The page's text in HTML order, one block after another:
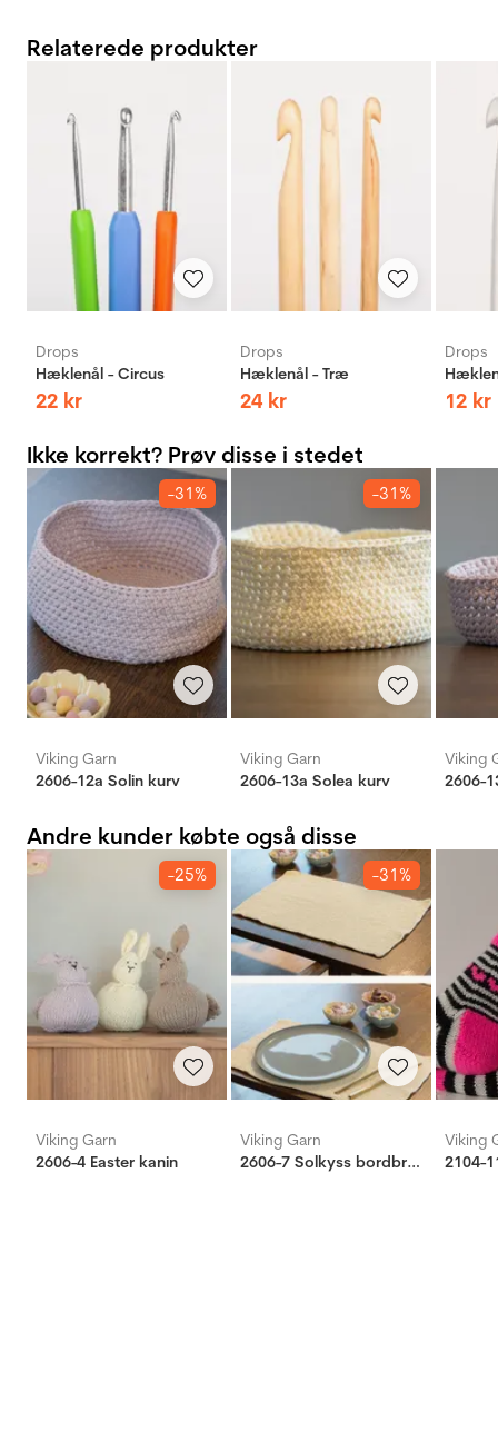
Relaterede produkter
Drops
Hæklenål - Circus
22 kr
Drops
Hæklenål - Træ
24 kr
Drops
12 kr
Ikke korrekt? Prøv disse i stedet
-31%
Viking Garn
2606-12a Solin kurv
-31%
Viking Garn
2606-13a Solea kurv
Viking
2606-
Andre kunder købte også disse
-25%
Viking Garn
2606-4 Easter kanin
-31%
Viking Garn
2606-7 Solkyss bordbrikke
Viking